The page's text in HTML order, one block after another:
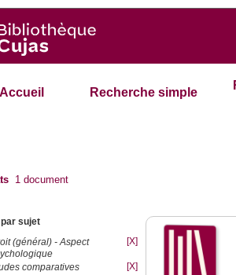
Accueil Recherche simple
1 document
sujet
(général) - Aspect
[X]
comparatives
[X]